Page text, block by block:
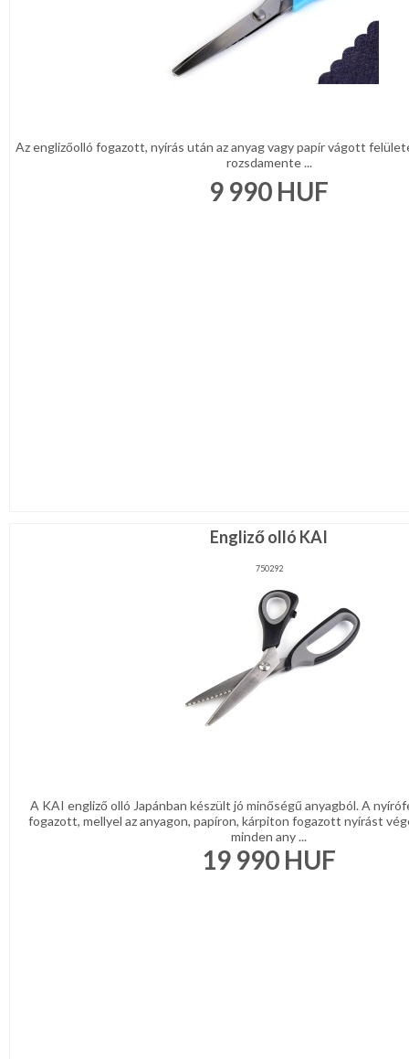
Az englizőolló fogazott, nyírás után az anyag vagy papír vágott
rozsdamente ...
9 990 HUF
Engliző olló KAI
750292
A KAI engliző olló Japánban készült jó minőségű anyagból. A
fogazott, mellyel az anyagon, papíron, kárpiton fogazott nyírást
minden any ...
19 990 HUF